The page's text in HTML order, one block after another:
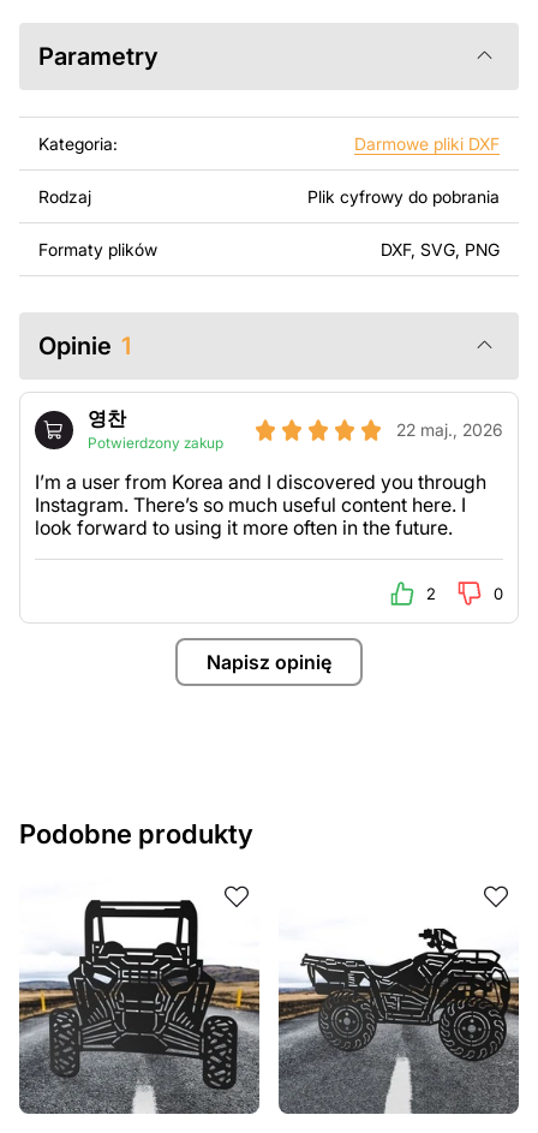
SolidWorks lub innych narzędzi do edycji wektorowej.
Korzystając z tych plików możesz przy pomocy
zaprojektowane z myślą o nowoczesnej estetyce i
swoim projektem.
Można używać tych plików do tworzenia gotowych
komercyjnego, w tym do sprzedaży produktów
wykonanych na podstawie tych projektów. Należy
oryginalnych bądź zmodyfikowanych plików jest
surowo zabronione.
Za dodatkową opłatą możemy dostosować projekt
poprzez dodanie tekstu, obrazów lub logo Twojej firmy
albo wprowadzenie innych modyfikacji według Twoich
potrzeb. Jeśli potrzebujesz indywidualnego projektu
metalowego produktu, skontaktuj się z nami.
Jeśli masz jakiekolwiek pytania lub potrzebujesz
pomocy, skontaktuj się z nami w dowolnym momencie –
zawsze chętnie pomożemy.
Parametry
Kategoria: Darmowe pliki DXF
Rodzaj Plik cyfrowy do pobrania
Formaty plików DXF, SVG, PNG
Opinie 1
Napisz opinię
영찬
Potwierdzony zakup
22 maj., 2026
I’m a user from Korea and I discovered you through
Instagram. There’s so much useful content here. I
look forward to using it more often in the future.
2 0
Podobne produkty